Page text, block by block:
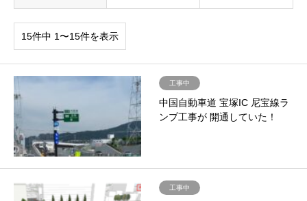
15件中 1〜15件を表示
工事中
中国自動車道 宝塚IC 尼宝線ラ
ンプ工事が 開通していた！
工事中